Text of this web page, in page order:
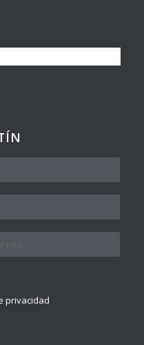
privacidad